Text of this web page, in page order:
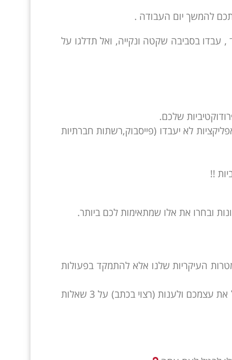
להמשך יום העבודה .
עבדו בסביבה שקטה ונקייה, ואל תדלגו על
שלכם.
לא יעבדו (פייסבוק,רשתות חברתיות
ובחרו את אלו שמתאימות לכם ביותר.
העיקריות שלנו אלא להתמקד בפעולות
כאשר הזמן שלנו מוגבל כגון בתקופת הנוכחית אני ממליצה לכם לשאול את עצמכם ולענות (רצוי בכתב) על 3 שאלות